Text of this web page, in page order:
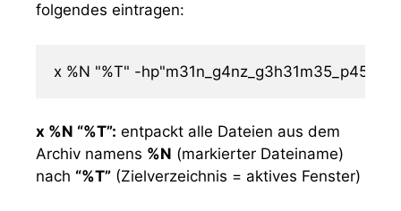
folgendes eintragen:
x %N "%T" -
x %N “%T”: entpackt alle Dateien aus dem
Archiv namens %N (markierter Dateiname)
nach “%T” (Zielverzeichnis = aktives Fenster)